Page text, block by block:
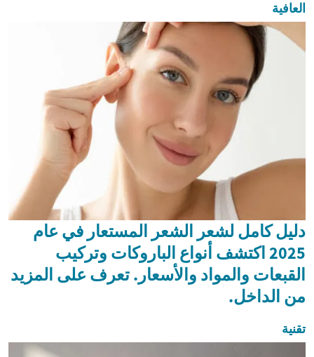
العافية
دليل كامل لشعر الشعر المستعار في عام
2025 اكتشف أنواع الباروكات وتركيب
القبعات والمواد والأسعار. تعرف على المزيد
من الداخل.
تقنية